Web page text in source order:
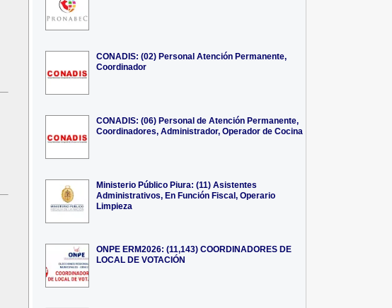
CONADIS: (02) Personal Atención Permanente,
Coordinador
CONADIS: (06) Personal de Atención Permanente,
Coordinadores, Administrador, Operador de Cocina
Ministerio Público Piura: (11) Asistentes
Administrativos, En Función Fiscal, Operario
Limpieza
ONPE ERM2026: (11,143) COORDINADORES DE
LOCAL DE VOTACIÓN